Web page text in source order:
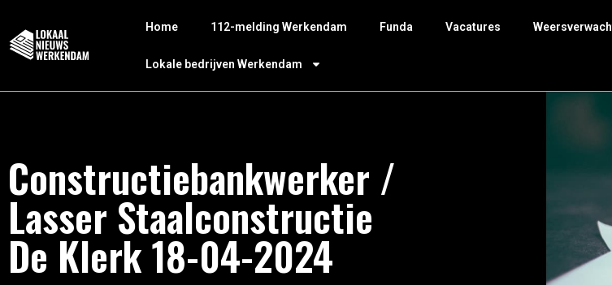
Home 112-melding Werkendam Funda Vacatures
Lokale bedrijven Werkendam
Constructiebankwerker /
Lasser Staalconstructie
De Klerk 18-04-2024